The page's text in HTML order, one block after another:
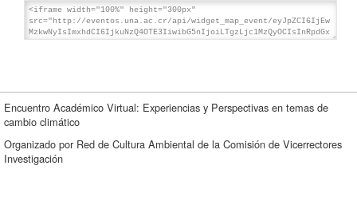
Encuentro Académico Virtual: Experiencias y Perspectivas en temas de
cambio climático
Organizado por Red de Cultura Ambiental de la Comisión de Vicerrectores
Investigación